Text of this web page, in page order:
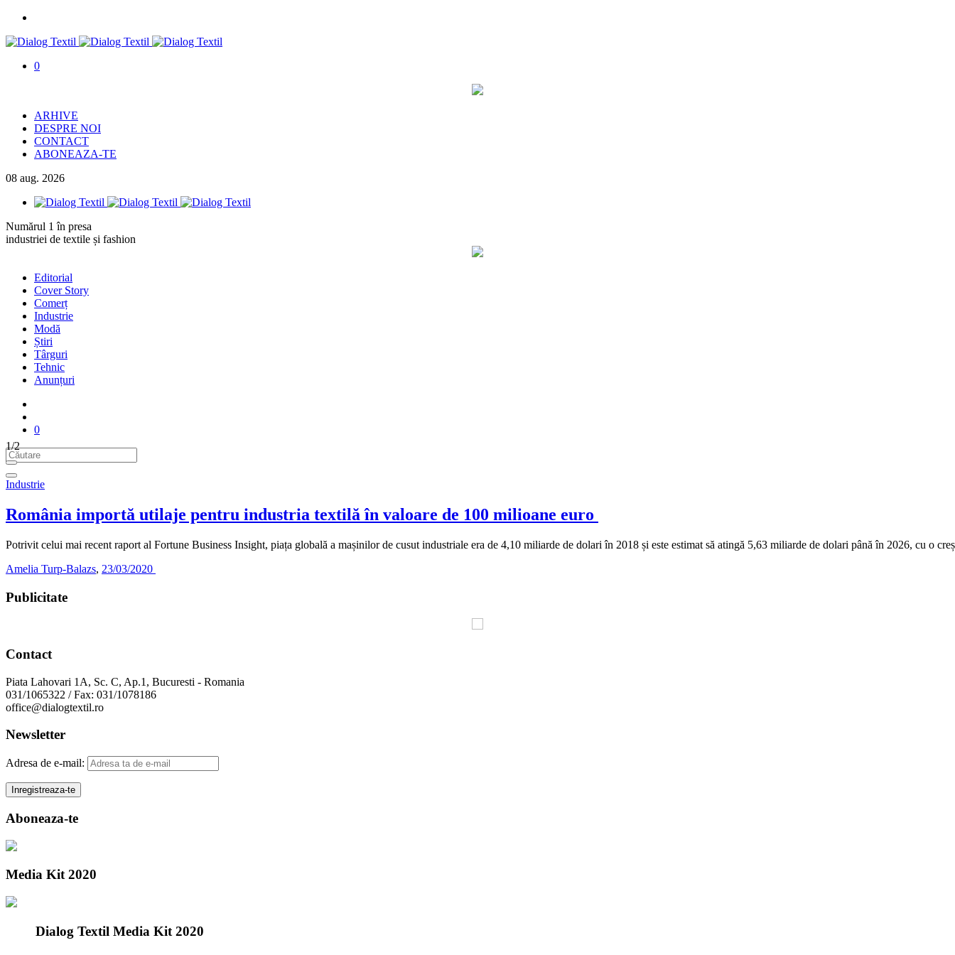
0
ARHIVE
DESPRE NOI
CONTACT
ABONEAZA-TE
08 aug. 2026
Numărul 1 în presa
industriei de textile și fashion
Editorial
Cover Story
Comerț
Industrie
Modă
Știri
Târguri
Tehnic
Anunțuri
0
1/2
Industrie
România importă utilaje pentru industria textilă în valoare de 100 milioane euro
Potrivit celui mai recent raport al Fortune Business Insight, piața globală a mașinilor de cusut industriale era de 4,10 miliarde de dolari în 2018 și este estimat să atingă 5,63 miliarde de dolari până în 2026, cu o
Amelia Turp-Balazs, 23/03/2020
Publicitate
Contact
Piata Lahovari 1A, Sc. C, Ap.1, Bucuresti - Romania
031/1065322 / Fax: 031/1078186
office@dialogtextil.ro
Newsletter
Adresa de e-mail:
Aboneaza-te
Media Kit 2020
Dialog Textil Media Kit 2020